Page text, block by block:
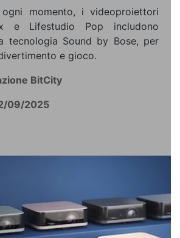
momento, i videoproiettori
e Lifestudio Pop includono
tecnologia Sound by Bose, per
e gioco.
BitCity
09/2025